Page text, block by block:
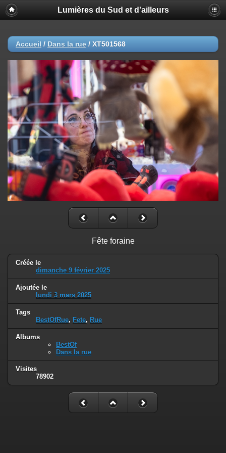
Lumières du Sud et d'ailleurs
Accueil / Dans la rue / XT501568
Fête foraine
Créée le
dimanche 9 février 2025
Ajoutée le
lundi 3 mars 2025
Tags
BestOfRue, Fete, Rue
Albums
BestOf
Dans la rue
Visites
78902